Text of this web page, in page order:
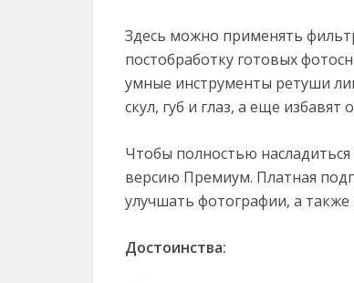
Здесь можно применять
постобработку готовых
умные инструменты ретуши
скул, губ и глаз, а еще
Чтобы полностью
версию Премиум. Платная
улучшать фотографии, а
Достоинства: